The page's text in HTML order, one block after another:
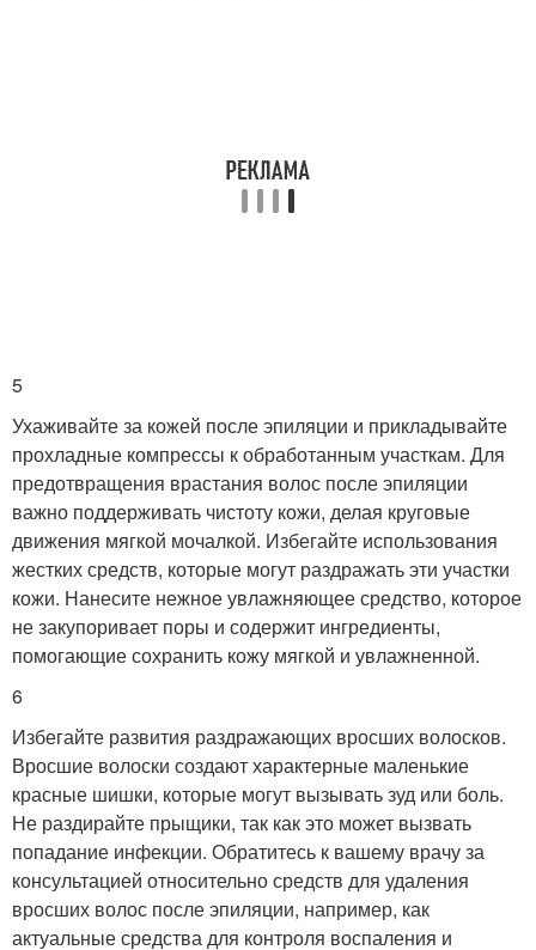
5
Ухаживайте за кожей после эпиляции и прикладывайте
прохладные компрессы к обработанным участкам. Для
предотвращения врастания волос после эпиляции
важно поддерживать чистоту кожи, делая круговые
движения мягкой мочалкой. Избегайте использования
жестких средств, которые могут раздражать эти участки
кожи. Нанесите нежное увлажняющее средство, которое
не закупоривает поры и содержит ингредиенты,
помогающие сохранить кожу мягкой и увлажненной.
6
Избегайте развития раздражающих вросших волосков.
Вросшие волоски создают характерные маленькие
красные шишки, которые могут вызывать зуд или боль.
Не раздирайте прыщики, так как это может вызвать
попадание инфекции. Обратитесь к вашему врачу за
консультацией относительно средств для удаления
вросших волос после эпиляции, например, как
актуальные средства для контроля воспаления и